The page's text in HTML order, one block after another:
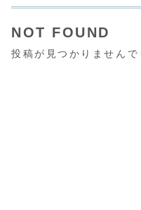
NOT FOUND
投稿が見つかりませんで